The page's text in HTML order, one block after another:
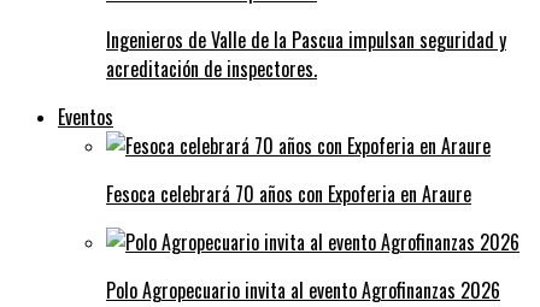
Ingenieros de Valle de la Pascua impulsan seguridad y
acreditación de inspectores.
Eventos
Fesoca celebrará 70 años con Expoferia en Araure
Polo Agropecuario invita al evento Agrofinanzas 2026